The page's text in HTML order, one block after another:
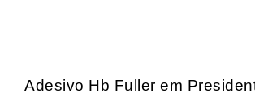
Adesivo Hb Fuller em